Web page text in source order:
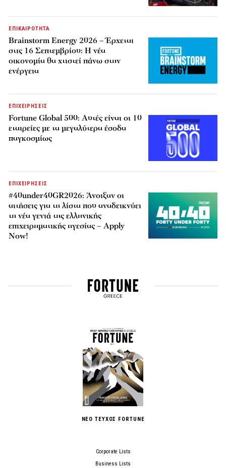
ΕΠΙΚΑΙΡΟΤΗΤΑ
Brainstorm Energy 2026 – Έρχεται
στις 16 Σεπτεμβρίου: Η νέα
οικονομία θα χτιστεί πάνω στην
ενέργεια
ΕΠΙΧΕΙΡΗΣΕΙΣ
Fortune Global 500: Αυτές είναι οι 10
εταιρείες με τα μεγαλύτερα έσοδα
παγκοσμίως
ΕΠΙΧΕΙΡΗΣΕΙΣ
#40under40GR2026: Άνοιξαν οι
αιτήσεις για τη λίστα που αναδεικνύει
τη νέα γενιά της ελληνικής
επιχειρηματικής ηγεσίας – Apply
Now!
ΝΕΟ ΤΕΥΧΟΣ FORTUNE
Corporate Lists
Business Lists